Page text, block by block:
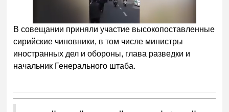
В совещании приняли участие высокопоставленные
сирийские чиновники, в том числе министры
иностранных дел и обороны, глава разведки и
начальник Генерального штаба.